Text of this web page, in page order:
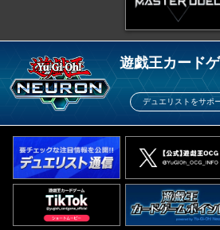
遊戯王カード
デュエリストをサポ